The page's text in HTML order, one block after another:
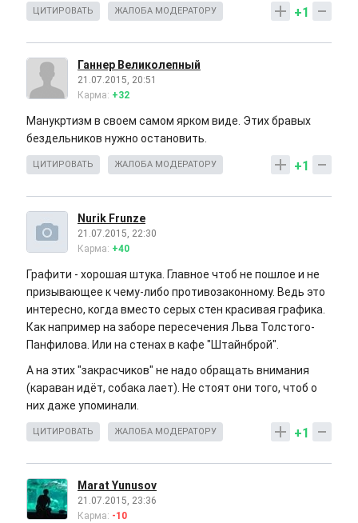
+1
ЦИТИРОВАТЬ ЖАЛОБА МОДЕРАТОРУ
Ганнер Великолепный
21.07.2015, 20:51
Карма: +32
Манукртизм в своем самом ярком виде. Этих бравых
бездельников нужно остановить.
+1
ЦИТИРОВАТЬ ЖАЛОБА МОДЕРАТОРУ
Nurik Frunze
21.07.2015, 22:30
Карма: +40
Графити - хорошая штука. Главное чтоб не пошлое и не
призывающее к чему-либо противозаконному. Ведь это
интересно, когда вместо серых стен красивая графика.
Как например на заборе пересечения Льва Толстого-
Панфилова. Или на стенах в кафе "Штайнброй".
А на этих "закрасчиков" не надо обращать внимания
(караван идёт, собака лает). Не стоят они того, чтоб о
них даже упоминали.
+1
ЦИТИРОВАТЬ ЖАЛОБА МОДЕРАТОРУ
Marat Yunusov
21.07.2015, 23:36
Карма: -10